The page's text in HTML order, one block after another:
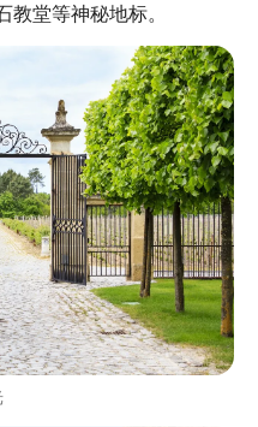
堂等神秘地标。